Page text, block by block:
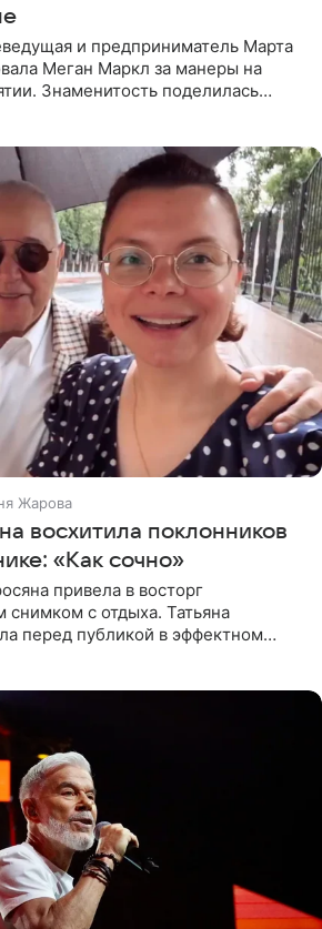
и предприниматель Марта
Меган Маркл за манеры на
Знаменитость поделилась
Жарова
восхитила поклонников
«Как сочно»
привела в восторг
снимком с отдыха. Татьяна
перед публикой в эффектном